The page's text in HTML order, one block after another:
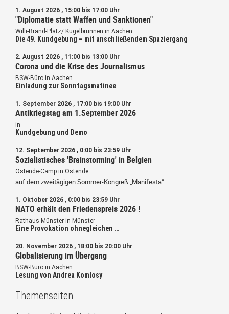
1. August 2026 , 15:00 bis 17:00 Uhr
"Diplomatie statt Waffen und Sanktionen"
Willi-Brand-Platz/ Kugelbrunnen in Aachen
Die 49. Kundgebung – mit anschließendem Spaziergang
2. August 2026 , 11:00 bis 13:00 Uhr
Corona und die Krise des Journalismus
BSW-Büro in Aachen
Einladung zur Sonntagsmatinee
1. September 2026 , 17:00 bis 19:00 Uhr
Antikriegstag am 1.September 2026
in
Kundgebung und Demo
12. September 2026 , 0:00 bis 23:59 Uhr
Sozialistisches 'Brainstorming' in Belgien
Ostende-Camp in Ostende
auf dem zweitägigen Sommer-Kongreß „Manifesta“
1. Oktober 2026 , 0:00 bis 23:59 Uhr
NATO erhält den Friedenspreis 2026 !
Rathaus Münster in Münster
Eine Provokation ohnegleichen …
20. November 2026 , 18:00 bis 20:00 Uhr
Globalisierung im Übergang
BSW-Büro in Aachen
Lesung von Andrea Komlosy
Themenseiten